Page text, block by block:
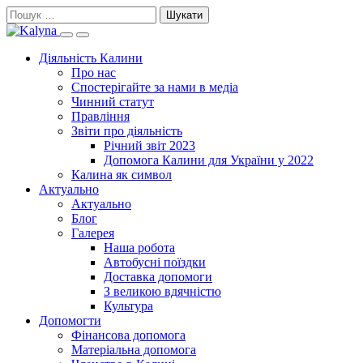
Skip
to
content
Пошук:
Search
this
site
Primary
Menu
Діяльність Калини
Про нас
Спостерігайте за нами в медіа
Чинний статут
Правління
Звіти про діяльність
Річний звіт 2023
Допомога Калини для України у 2022
Калина як символ
Актуально
Актуально
Блог
Галерея
Наша робота
Автобусні поїздки
Доставка допомоги
З великою вдячністю
Культура
Допомогти
Фінансова допомога
Матеріальна допомога